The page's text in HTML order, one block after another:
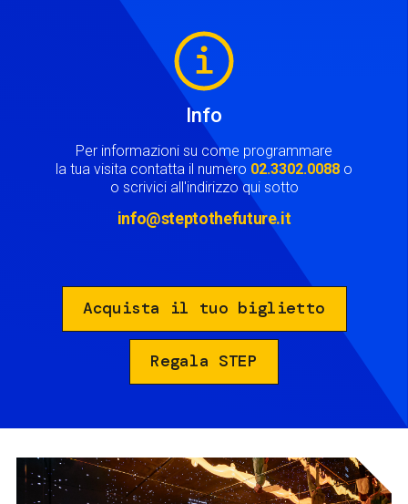
Info
Per informazioni su come programmare
la tua visita contatta il numero 02.3302.0088 o
o scrivici all'indirizzo qui sotto
info@steptothefuture.it
Acquista il tuo biglietto
Regala STEP